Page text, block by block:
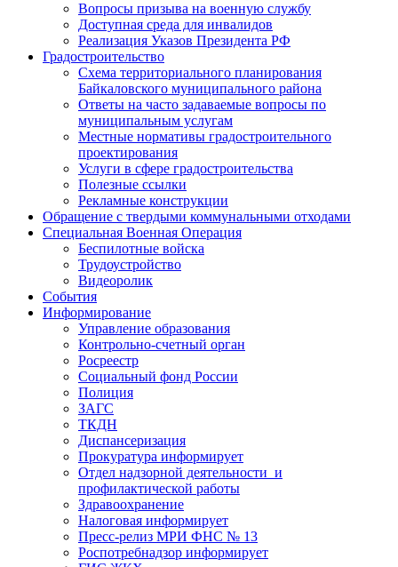
Вопросы призыва на военную службу
Доступная среда для инвалидов
Реализация Указов Президента РФ
Градостроительство
Схема территориального планирования
Байкаловского муниципального района
Ответы на часто задаваемые вопросы по
муниципальным услугам
Местные нормативы градостроительного
проектирования
Услуги в сфере градостроительства
Полезные ссылки
Рекламные конструкции
Обращение с твердыми коммунальными отходами
Специальная Военная Операция
Беспилотные войска
Трудоустройство
Видеоролик
События
Информирование
Управление образования
Контрольно-счетный орган
Росреестр
Социальный фонд России
Полиция
ЗАГС
ТКДН
Диспансеризация
Прокуратура информирует
Отдел надзорной деятельности и
профилактической работы
Здравоохранение
Налоговая информирует
Пресс-релиз МРИ ФНС № 13
Роспотребнадзор информирует